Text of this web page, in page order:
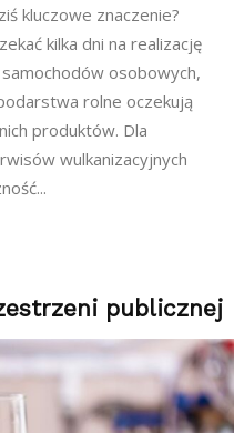
kluczowe znaczenie?
kilka dni na realizację
osobowych,
rolne oczekują
produktów. Dla
wulkanizacyjnych
publicznej